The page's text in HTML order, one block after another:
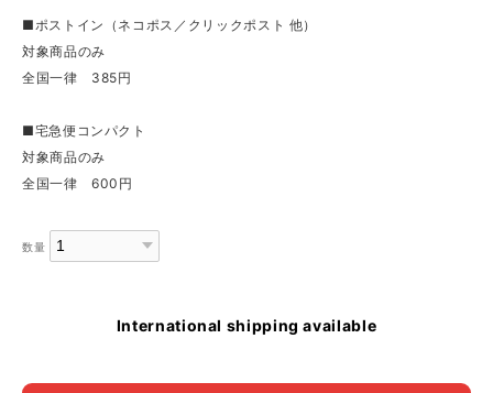
■ポストイン（ネコポス／クリックポスト 他）
対象商品のみ
全国一律 385円
■宅急便コンパクト
対象商品のみ
全国一律 600円
数量
International shipping available